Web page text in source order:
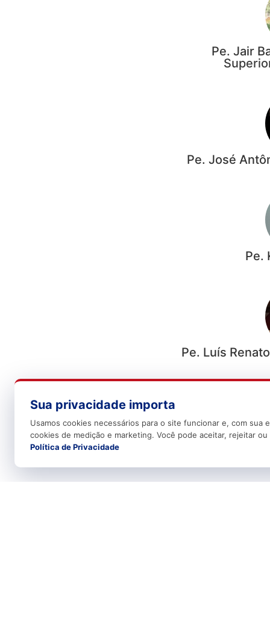
Pe. Jair
Pe. José
Pe.
Pe. Luís
Sua privacidade importa
Usamos cookies necessários para o site funcionar e, com sua
cookies de medição e marketing. Você pode aceitar, rejeitar ou
Política de Privacidade